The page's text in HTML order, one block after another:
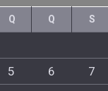
Q Q S
5 6 7